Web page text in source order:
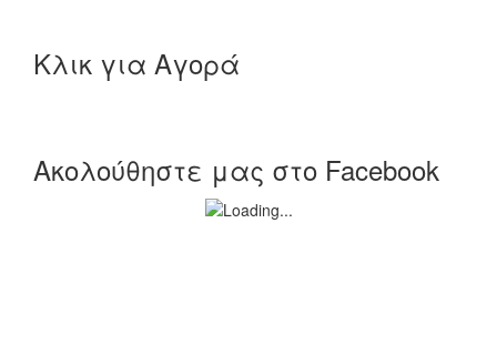
Κλικ για Αγορά
Ακολούθηστε μας στο Facebook